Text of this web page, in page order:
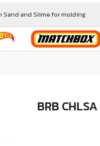
Sand and Slime for molding
BRB